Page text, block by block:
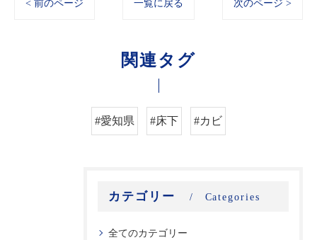
< 前のページ 一覧に戻る 次のページ >
関連タグ
#愛知県 #床下 #カビ
カテゴリー Categories
全てのカテゴリー